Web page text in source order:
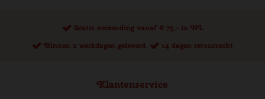
Gratis verzending vanaf € 75,- in NL
Binnen 2 werkdagen geleverd.
14 dagen retourrecht
Klantenservice